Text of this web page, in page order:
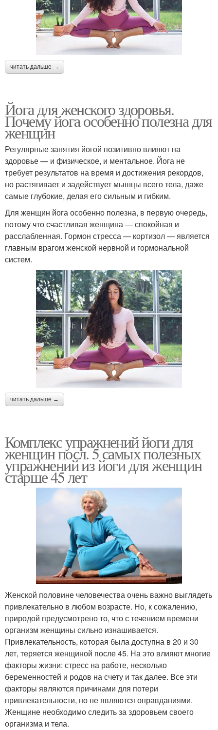
читать дальше →
Йога для женского здоровья.
Почему йога особенно полезна для
женщин
Регулярные занятия йогой позитивно влияют на
здоровье — и физическое, и ментальное. Йога не
требует результатов на время и достижения рекордов,
но растягивает и задействует мышцы всего тела, даже
самые глубокие, делая его сильным и гибким.
Для женщин йога особенно полезна, в первую очередь,
потому что счастливая женщина — спокойная и
расслабленная. Гормон стресса — кортизол — является
главным врагом женской нервной и гормональной
систем.
читать дальше →
Комплекс упражнений йоги для
женщин посл. 5 самых полезных
упражнений из йоги для женщин
старше 45 лет
Женской половине человечества очень важно выглядеть
привлекательно в любом возрасте. Но, к сожалению,
природой предусмотрено то, что с течением времени
организм женщины сильно изнашивается.
Привлекательность, которая была доступна в 20 и 30
лет, теряется женщиной после 45. На это влияют многие
факторы жизни: стресс на работе, несколько
беременностей и родов на счету и так далее. Все эти
факторы являются причинами для потери
привлекательности, но не являются оправданиями.
Женщине необходимо следить за здоровьем своего
организма и тела.